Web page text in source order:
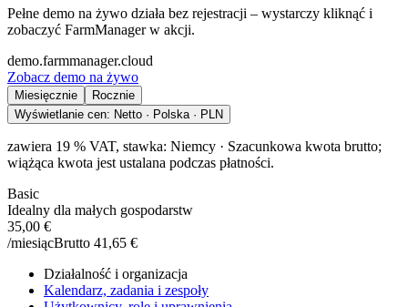
Pełne demo na żywo działa bez rejestracji – wystarczy kliknąć i
zobaczyć FarmManager w akcji.
demo.farmmanager.cloud
Zobacz demo na żywo
Miesięcznie
Rocznie
Wyświetlanie cen: Netto · Polska · PLN
zawiera 19 % VAT, stawka: Niemcy · Szacunkowa kwota brutto;
wiążąca kwota jest ustalana podczas płatności.
Basic
Idealny dla małych gospodarstw
35,00 €
/miesiącBrutto 41,65 €
Działalność i organizacja
Kalendarz, zadania i zespoły